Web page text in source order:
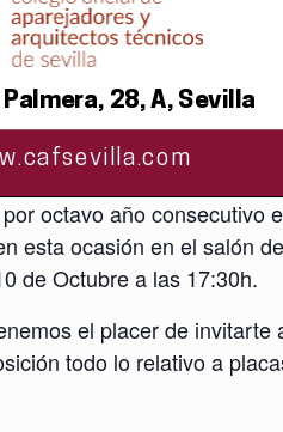
octavo año consecutivo
esta ocasión en el salón
de Octubre a las 17:30h.
el placer de
todo lo relativo a